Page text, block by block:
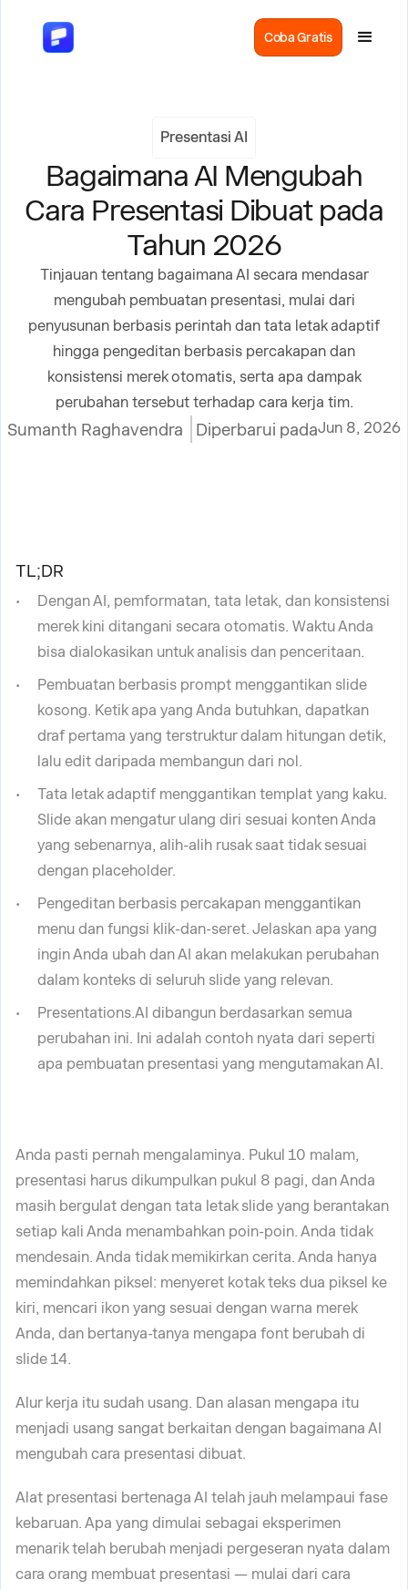
Coba Gratis
Presentasi AI
Bagaimana AI Mengubah
Cara Presentasi Dibuat pada
Tahun 2026
Tinjauan tentang bagaimana AI secara mendasar
mengubah pembuatan presentasi, mulai dari
penyusunan berbasis perintah dan tata letak adaptif
hingga pengeditan berbasis percakapan dan
konsistensi merek otomatis, serta apa dampak
perubahan tersebut terhadap cara kerja tim.
Sumanth Raghavendra Diperbarui padaJun 8, 2026
TL;DR
Dengan AI, pemformatan, tata letak, dan konsistensi
merek kini ditangani secara otomatis. Waktu Anda
bisa dialokasikan untuk analisis dan penceritaan.
Pembuatan berbasis prompt menggantikan slide
kosong. Ketik apa yang Anda butuhkan, dapatkan
draf pertama yang terstruktur dalam hitungan detik,
lalu edit daripada membangun dari nol.
Tata letak adaptif menggantikan templat yang kaku.
Slide akan mengatur ulang diri sesuai konten Anda
yang sebenarnya, alih-alih rusak saat tidak sesuai
dengan placeholder.
Pengeditan berbasis percakapan menggantikan
menu dan fungsi klik-dan-seret. Jelaskan apa yang
ingin Anda ubah dan AI akan melakukan perubahan
dalam konteks di seluruh slide yang relevan.
Presentations.AI dibangun berdasarkan semua
perubahan ini. Ini adalah contoh nyata dari seperti
apa pembuatan presentasi yang mengutamakan AI.
Anda pasti pernah mengalaminya. Pukul 10 malam,
presentasi harus dikumpulkan pukul 8 pagi, dan Anda
masih bergulat dengan tata letak slide yang berantakan
setiap kali Anda menambahkan poin-poin. Anda tidak
mendesain. Anda tidak memikirkan cerita. Anda hanya
memindahkan piksel: menyeret kotak teks dua piksel ke
kiri, mencari ikon yang sesuai dengan warna merek
Anda, dan bertanya-tanya mengapa font berubah di
slide 14.
Alur kerja itu sudah usang. Dan alasan mengapa itu
menjadi usang sangat berkaitan dengan bagaimana AI
mengubah cara presentasi dibuat.
Alat presentasi bertenaga AI telah jauh melampaui fase
kebaruan. Apa yang dimulai sebagai eksperimen
menarik telah berubah menjadi pergeseran nyata dalam
cara orang membuat presentasi — mulai dari cara